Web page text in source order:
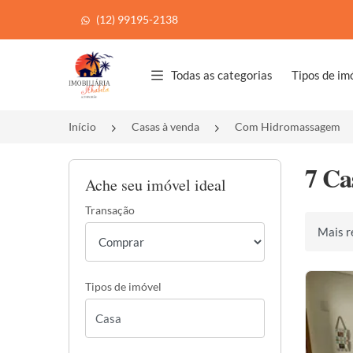
(12) 99195-2138
Página inicial
Todas as categorias Tipos de
Início Casas à venda Com Hidromassagem
Ache seu imóvel ideal
Transação
Tipos de imóvel
7